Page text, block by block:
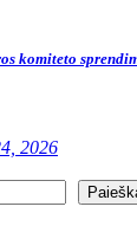
komiteto
2026